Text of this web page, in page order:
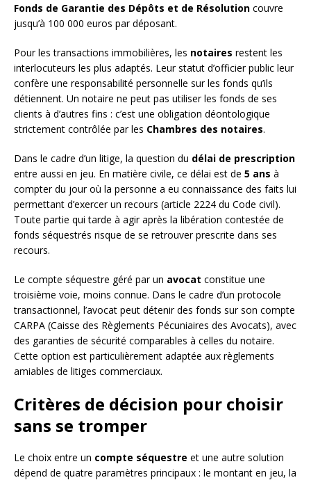
Fonds de Garantie des Dépôts et de Résolution couvre
jusqu’à 100 000 euros par déposant.
Pour les transactions immobilières, les notaires restent les
interlocuteurs les plus adaptés. Leur statut d’officier public leur
confère une responsabilité personnelle sur les fonds qu’ils
détiennent. Un notaire ne peut pas utiliser les fonds de ses
clients à d’autres fins : c’est une obligation déontologique
strictement contrôlée par les Chambres des notaires.
Dans le cadre d’un litige, la question du délai de prescription
entre aussi en jeu. En matière civile, ce délai est de 5 ans à
compter du jour où la personne a eu connaissance des faits lui
permettant d’exercer un recours (article 2224 du Code civil).
Toute partie qui tarde à agir après la libération contestée de
fonds séquestrés risque de se retrouver prescrite dans ses
recours.
Le compte séquestre géré par un avocat constitue une
troisième voie, moins connue. Dans le cadre d’un protocole
transactionnel, l’avocat peut détenir des fonds sur son compte
CARPA (Caisse des Règlements Pécuniaires des Avocats), avec
des garanties de sécurité comparables à celles du notaire.
Cette option est particulièrement adaptée aux règlements
amiables de litiges commerciaux.
Critères de décision pour choisir
sans se tromper
Le choix entre un compte séquestre et une autre solution
dépend de quatre paramètres principaux : le montant en jeu, la